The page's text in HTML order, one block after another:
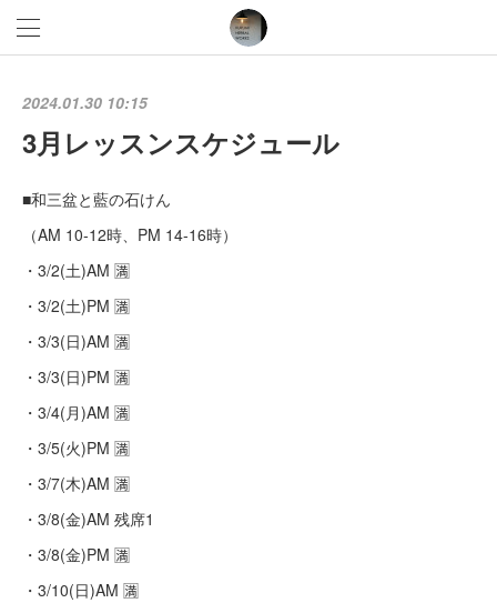
2024.01.30 10:15
3月レッスンスケジュール
■和三盆と藍の石けん
（AM 10-12時、PM 14-16時）
・3/2(土)AM 🈵
・3/2(土)PM 🈵
・3/3(日)AM 🈵
・3/3(日)PM 🈵
・3/4(月)AM 🈵
・3/5(火)PM 🈵
・3/7(木)AM 🈵
・3/8(金)AM 残席1
・3/8(金)PM 🈵
・3/10(日)AM 🈵